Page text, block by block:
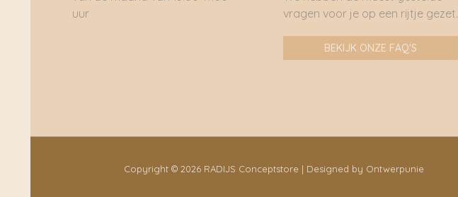
uur
vragen voor je op een rijtje gezet.
BEKIJK ONZE FAQ'S
Copyright © 2026 RADIJS Conceptstore | Designed by Ontwerpunie